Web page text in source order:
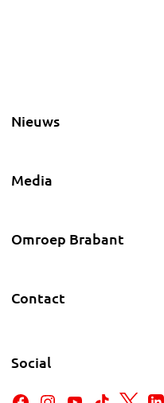
Nieuws
Media
Omroep Brabant
Contact
Social